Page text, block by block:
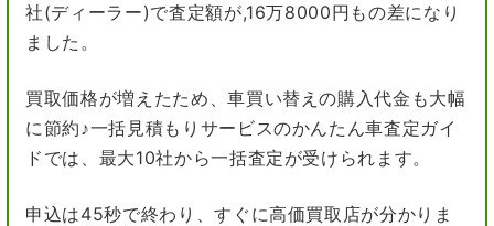
社(ディーラー)で査定額が,16万8000円もの差になり
ました。
買取価格が増えたため、車買い替えの購入代金も大幅
に節約♪一括見積もりサービスのかんたん車査定ガイ
ドでは、最大10社から一括査定が受けられます。
申込は45秒で終わり、すぐに高価買取店が分かりま